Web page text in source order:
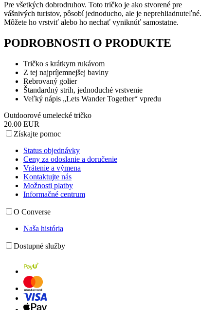
Pre všetkých dobrodruhov. Toto tričko je ako stvorené pre
vášnivých turistov, pôsobí jednoducho, ale je neprehliadnuteľné.
Môžete ho vrstviť alebo ho nechať vyniknúť samostatne.
PODROBNOSTI O PRODUKTE
Tričko s krátkym rukávom
Z tej najpríjemnejšej bavlny
Rebrovaný golier
Štandardný strih, jednoduché vrstvenie
Veľký nápis „Lets Wander Together“ vpredu
Outdoorové umelecké tričko
20.00 EUR
Získajte pomoc
Status objednávky
Ceny za odoslanie a doručenie
Vrátenie a výmena
Kontaktujte nás
Možnosti platby
Informačné centrum
O Converse
Naša história
Dostupné služby